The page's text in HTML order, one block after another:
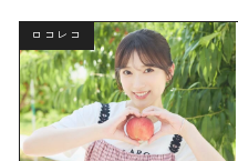
ロコレコ